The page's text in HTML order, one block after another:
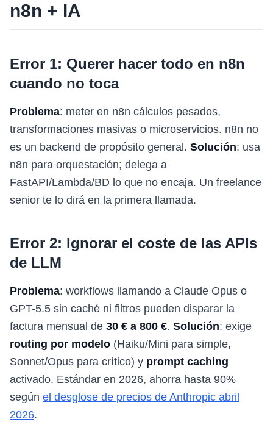
n8n + IA
Error 1: Querer hacer todo en n8n
cuando no toca
Problema: meter en n8n cálculos pesados,
transformaciones masivas o microservicios. n8n no
es un backend de propósito general. Solución: usa
n8n para orquestación; delega a
FastAPI/Lambda/BD lo que no encaja. Un freelance
senior te lo dirá en la primera llamada.
Error 2: Ignorar el coste de las APIs
de LLM
Problema: workflows llamando a Claude Opus o
GPT-5.5 sin caché ni filtros pueden disparar la
factura mensual de 30 € a 800 €. Solución: exige
routing por modelo (Haiku/Mini para simple,
Sonnet/Opus para crítico) y prompt caching
activado. Estándar en 2026, ahorra hasta 90%
según el desglose de precios de Anthropic abril
2026.